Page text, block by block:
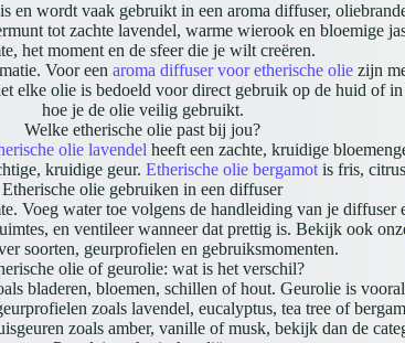
en wordt vaak gebruikt in een aroma diffuser,
tot zachte lavendel, warme wierook en bloemige
het moment en de sfeer die je wilt creëren.
Voor eenaroma diffuser voor etherische olie zijn
elke olie is bedoeld voor direct gebruik op de huid of
hoe je de olie veilig gebruikt.
Welke etherische olie past bij jou?
olie lavendel heeft een zachte, kruidige
kruidige geur. Etherische olie bergamotis fris,
Etherische olie gebruiken in een diffuser
Voeg water toe volgens de handleiding van je diffuser
en ventileer wanneer dat prettig is. Bekijk ook
soorten, geurprofielen en gebruiksmomenten.
olie of geurolie: wat is het verschil?
bladeren, bloemen, schillen of hout. Geurolie is
zoals lavendel, eucalyptus, tea tree of
zoals amber, vanille of musk, bekijk dan de